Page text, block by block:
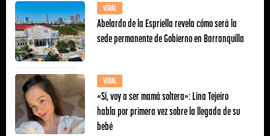
VIRAL
Abelardo de la Espriella revela cómo será la
sede permanente de Gobierno en Barranquilla
VIRAL
«Sí, voy a ser mamá soltera»: Lina Tejeiro
habla por primera vez sobre la llegada de su
bebé